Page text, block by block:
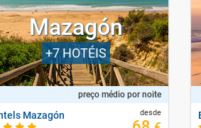
Mazagón
+7HOTÉIS
preço médio por noite
Mazagón desde